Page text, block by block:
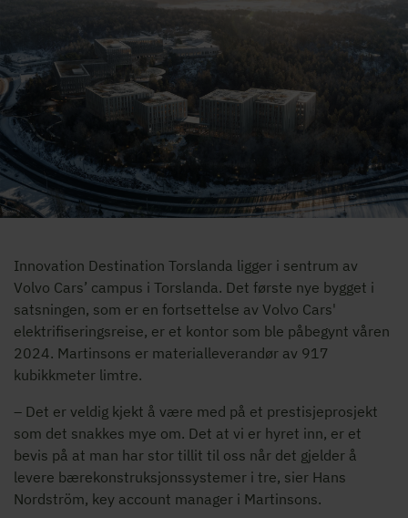
Innovation Destination Torslanda ligger i sentrum av
Volvo Cars’ campus i Torslanda. Det første nye bygget i
satsningen, som er en fortsettelse av Volvo Cars'
elektrifiseringsreise, er et kontor som ble påbegynt våren
2024. Martinsons er materialleverandør av 917
kubikkmeter limtre.
– Det er veldig kjekt å være med på et prestisjeprosjekt
som det snakkes mye om. Det at vi er hyret inn, er et
bevis på at man har stor tillit til oss når det gjelder å
levere bærekonstruksjonssystemer i tre, sier Hans
Nordström, key account manager i Martinsons.